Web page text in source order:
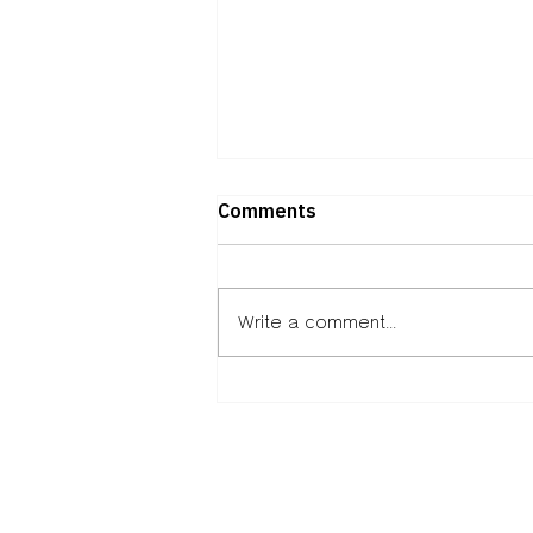
Comments
Write a comment...